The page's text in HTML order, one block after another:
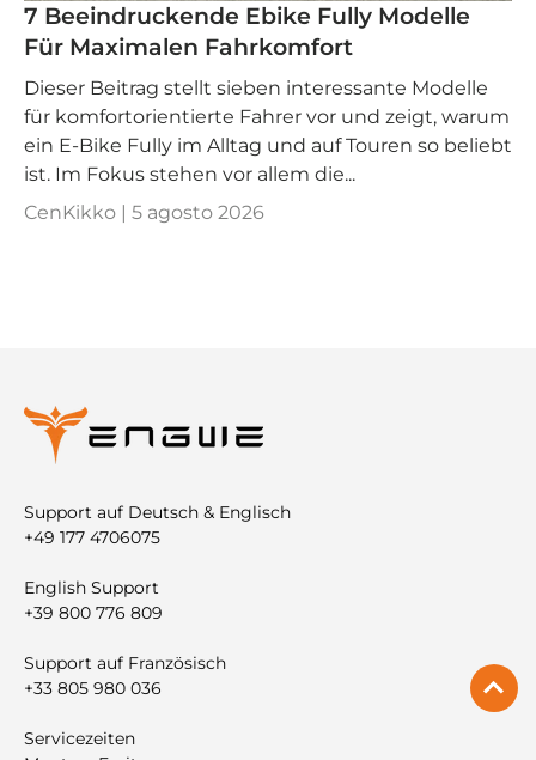
7 Beeindruckende Ebike Fully Modelle
Für Maximalen Fahrkomfort
Dieser Beitrag stellt sieben interessante Modelle
für komfortorientierte Fahrer vor und zeigt, warum
ein E-Bike Fully im Alltag und auf Touren so beliebt
ist. Im Fokus stehen vor allem die...
CenKikko | 5 agosto 2026
Support auf Deutsch & Englisch
+49 177 4706075
English Support
+39 800 776 809
Support auf Französisch
+33 805 980 036
Servicezeiten